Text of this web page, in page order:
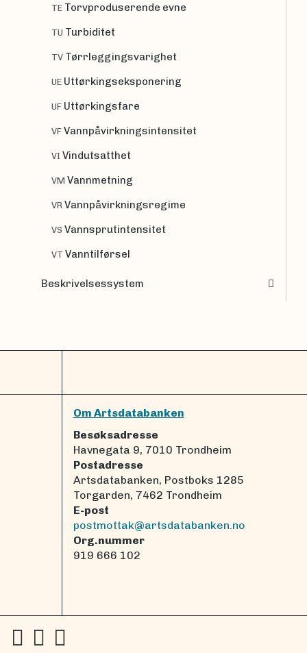
TE Torvproduserende evne
TU Turbiditet
TV Tørrleggingsvarighet
UE Uttørkingseksponering
UF Uttørkingsfare
VF Vannpåvirkningsintensitet
VI Vindutsatthet
VM Vannmetning
VR Vannpåvirkningsregime
VS Vannsprutintensitet
VT Vanntilførsel
Beskrivelsessystem
Om Artsdatabanken
Besøksadresse
Havnegata 9, 7010 Trondheim
Postadresse
Artsdatabanken, Postboks 1285
Torgarden, 7462 Trondheim
E-post
postmottak@artsdatabanken.no
Org.nummer
919 666 102